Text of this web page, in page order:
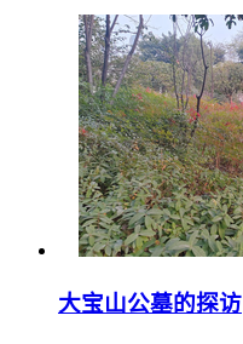
大宝山公墓的探访